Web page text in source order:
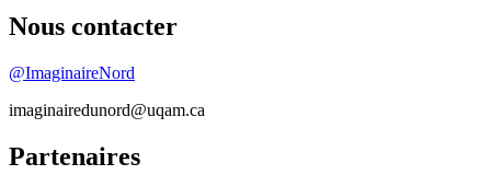
Nous contacter
@ImaginaireNord
imaginairedunord@uqam.ca
Partenaires